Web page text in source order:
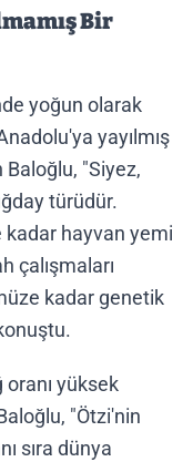
Bir
yoğun olarak
yayılmış
"Siyez,
türüdür.
kadar hayvan yemi
çalışmaları
kadar genetik
yüksek
"Ötzi'nin
sıra dünya